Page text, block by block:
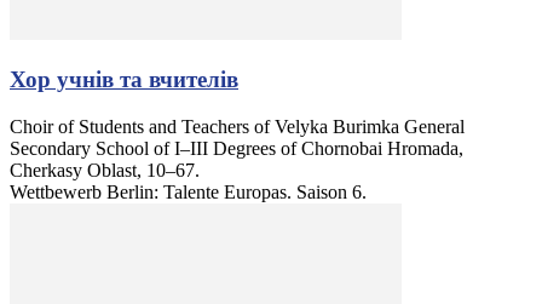
Хор учнів та вчителів
Choir of Students and Teachers of Velyka Burimka General
Secondary School of I–III Degrees of Chornobai Hromada,
Cherkasy Oblast, 10–67.
Wettbewerb Berlin: Talente Europas. Saison 6.